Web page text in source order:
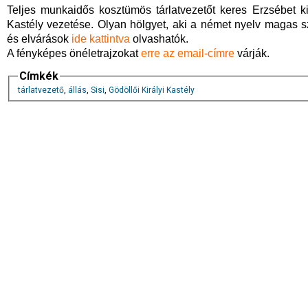
Teljes munkaidős kosztümös tárlatvezetőt keres Erzsébet
Kastély vezetése. Olyan hölgyet, aki a német nyelv magas
és elvárások ide kattintva olvashatók.
A fényképes önéletrajzokaterre az email-címre várják.
Címkék
tárlatvezető, állás, Sisi, Gödöllői Királyi Kastély